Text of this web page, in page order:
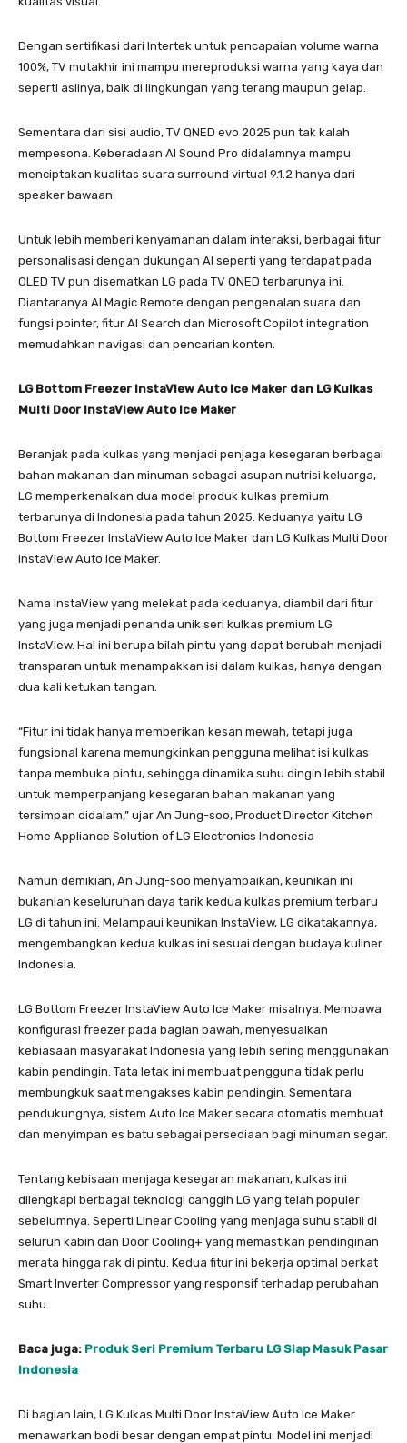
Dengan sertifikasi dari Intertek untuk pencapaian volume warna
100%, TV mutakhir ini mampu mereproduksi warna yang kaya dan
seperti aslinya, baik di lingkungan yang terang maupun gelap.
Sementara dari sisi audio, TV QNED evo 2025 pun tak kalah
mempesona. Keberadaan AI Sound Pro didalamnya mampu
menciptakan kualitas suara surround virtual 9.1.2 hanya dari
speaker bawaan.
Untuk lebih memberi kenyamanan dalam interaksi, berbagai fitur
personalisasi dengan dukungan AI seperti yang terdapat pada
OLED TV pun disematkan LG pada TV QNED terbarunya ini.
Diantaranya AI Magic Remote dengan pengenalan suara dan
fungsi pointer, fitur AI Search dan Microsoft Copilot integration
memudahkan navigasi dan pencarian konten.
LG Bottom Freezer InstaView Auto Ice Maker dan LG Kulkas
Multi Door InstaView Auto Ice Maker
Beranjak pada kulkas yang menjadi penjaga kesegaran berbagai
bahan makanan dan minuman sebagai asupan nutrisi keluarga,
LG memperkenalkan dua model produk kulkas premium
terbarunya di Indonesia pada tahun 2025. Keduanya yaitu LG
Bottom Freezer InstaView Auto Ice Maker dan LG Kulkas Multi Door
InstaView Auto Ice Maker.
Nama InstaView yang melekat pada keduanya, diambil dari fitur
yang juga menjadi penanda unik seri kulkas premium LG
InstaView. Hal ini berupa bilah pintu yang dapat berubah menjadi
transparan untuk menampakkan isi dalam kulkas, hanya dengan
dua kali ketukan tangan.
“Fitur ini tidak hanya memberikan kesan mewah, tetapi juga
fungsional karena memungkinkan pengguna melihat isi kulkas
tanpa membuka pintu, sehingga dinamika suhu dingin lebih stabil
untuk memperpanjang kesegaran bahan makanan yang
tersimpan didalam,” ujar An Jung-soo, Product Director Kitchen
Home Appliance Solution of LG Electronics Indonesia
Namun demikian, An Jung-soo menyampaikan, keunikan ini
bukanlah keseluruhan daya tarik kedua kulkas premium terbaru
LG di tahun ini. Melampaui keunikan InstaView, LG dikatakannya,
mengembangkan kedua kulkas ini sesuai dengan budaya kuliner
Indonesia.
LG Bottom Freezer InstaView Auto Ice Maker misalnya. Membawa
konfigurasi freezer pada bagian bawah, menyesuaikan
kebiasaan masyarakat Indonesia yang lebih sering menggunakan
kabin pendingin. Tata letak ini membuat pengguna tidak perlu
membungkuk saat mengakses kabin pendingin. Sementara
pendukungnya, sistem Auto Ice Maker secara otomatis membuat
dan menyimpan es batu sebagai persediaan bagi minuman segar.
Tentang kebisaan menjaga kesegaran makanan, kulkas ini
dilengkapi berbagai teknologi canggih LG yang telah populer
sebelumnya. Seperti Linear Cooling yang menjaga suhu stabil di
seluruh kabin dan Door Cooling+ yang memastikan pendinginan
merata hingga rak di pintu. Kedua fitur ini bekerja optimal berkat
Smart Inverter Compressor yang responsif terhadap perubahan
suhu.
Baca juga: Produk Seri Premium Terbaru LG Siap Masuk Pasar
Indonesia
Di bagian lain, LG Kulkas Multi Door InstaView Auto Ice Maker
menawarkan bodi besar dengan empat pintu. Model ini menjadi